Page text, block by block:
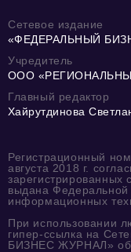
Сетевое издание
«ФЕДЕРАЛЬНЫЙ
Учредитель
ООО
Главный редактор
Хайрутдинова
Регистрационный
августа 2018 г.
выдана Федеральной
информационных
При использовании
гипер-ссылка на
БИЗНЕС ЖУРНАЛ»